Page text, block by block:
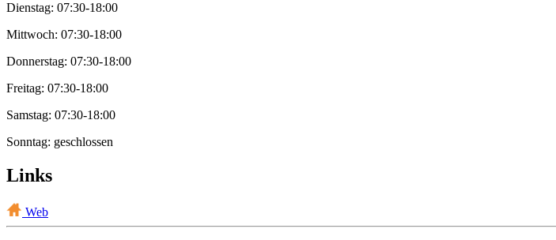
Dienstag: 07:30-18:00
Mittwoch: 07:30-18:00
Donnerstag: 07:30-18:00
Freitag: 07:30-18:00
Samstag: 07:30-18:00
Sonntag: geschlossen
Links
Web